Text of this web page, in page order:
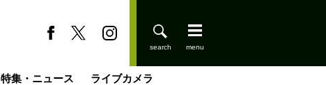
特集・ニュース ライブカメラ